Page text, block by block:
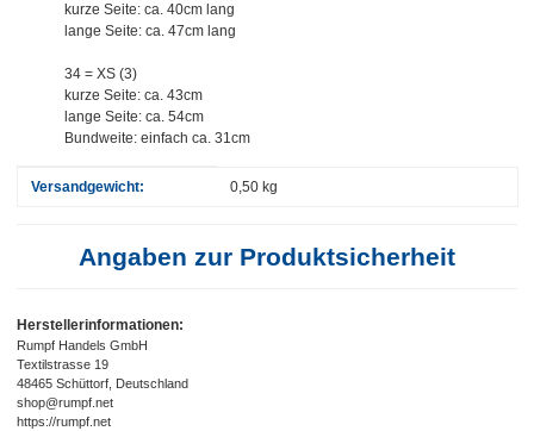
kurze Seite: ca. 40cm lang
lange Seite: ca. 47cm lang
34 = XS (3)
kurze Seite: ca. 43cm
lange Seite: ca. 54cm
Bundweite: einfach ca. 31cm
Produkteigenschaft
Wert
Versandgewicht: 0,50 kg
Angaben zur Produktsicherheit
Herstellerinformationen:
Rumpf Handels GmbH
Textilstrasse 19
48465 Schüttorf, Deutschland
shop@rumpf.net
https://rumpf.net